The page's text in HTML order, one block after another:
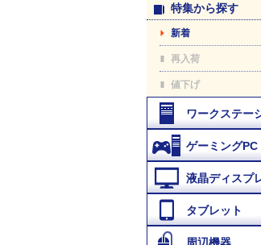
特集から探す
新着
再入荷
値下げ